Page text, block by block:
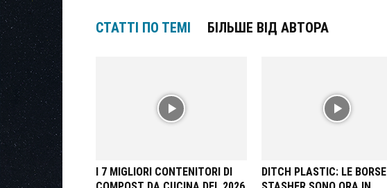
СТАТТІ ПО ТЕМІ БІЛЬШЕ ВІД АВТОРА
I 7 MIGLIORI CONTENITORI DI
DITCH PLASTIC: LE BORSE